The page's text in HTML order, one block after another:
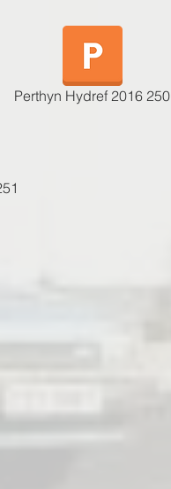
Perthyn Hydref 2016 250